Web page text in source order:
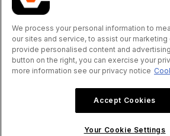
© 2025 Procore
We process your personal information to
our sites and service, to assist our marketing
provide personalised content and
button on the right, you can exercise your
more information see our privacy notice
Accept Cookies
Your Cookie Settings